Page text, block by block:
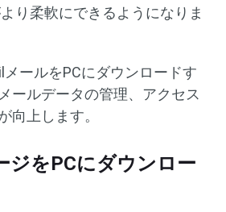
り柔軟にできるようになりま
ールをPCにダウンロードす
ールデータの管理、アクセス
向上します。
ジをPCにダウンロー